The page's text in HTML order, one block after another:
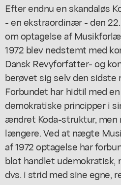
Efter endnu en skandaløs
- en ekstraordinær - den
om optagelse af
1972 blev nedstemt med
Dansk Revyforfatter- og
berøvet sig selv den
Forbundet har hidtil med
demokratiske principper i
ændret Koda-struktur, men
længere. Ved at nægte
af 1972 optagelse har
blot handlet udemokratisk,
dvs. i strid med sine egne,